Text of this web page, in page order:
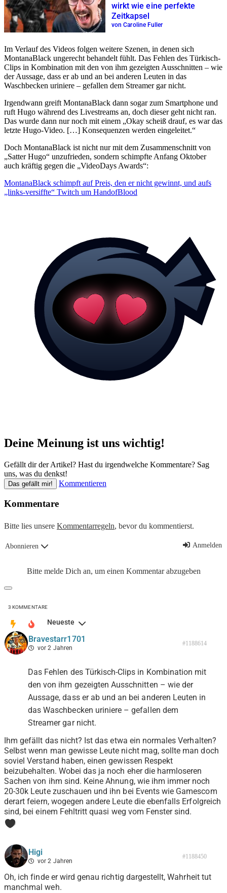
wirkt wie eine perfekte
Zeitkapsel
von Caroline Fuller
Im Verlauf des Videos folgen weitere Szenen, in denen sich
MontanaBlack ungerecht behandelt fühlt. Das Fehlen des Türkisch-
Clips in Kombination mit den von ihm gezeigten Ausschnitten – wie
der Aussage, dass er ab und an bei anderen Leuten in das
Waschbecken uriniere – gefallen dem Streamer gar nicht.
Irgendwann greift MontanaBlack dann sogar zum Smartphone und
ruft Hugo während des Livestreams an, doch dieser geht nicht ran.
Das wurde dann nur noch mit einem „Okay scheiß drauf, es war das
letzte Hugo-Video. […] Konsequenzen werden eingeleitet.“
Doch MontanaBlack ist nicht nur mit dem Zusammenschnitt von
„Satter Hugo“ unzufrieden, sondern schimpfte Anfang Oktober
auch kräftig gegen die „VideoDays Awards“:
MontanaBlack schimpft auf Preis, den er nicht gewinnt, und aufs
„links-versiffte“ Twitch um HandofBlood
Deine Meinung ist uns wichtig!
Gefällt dir der Artikel? Hast du irgendwelche Kommentare? Sag
uns, was du denkst!
Das gefällt mir! Kommentieren
Kommentare
Bitte lies unsere Kommentarregeln, bevor du kommentierst.
Abonnieren Anmelden
Bitte melde Dich an, um einen Kommentar abzugeben
3 KOMMENTARE
Neueste
Bravestarr1701
vor 2 Jahren
#1188614
Das Fehlen des Türkisch-Clips in Kombination mit
den von ihm gezeigten Ausschnitten – wie der
Aussage, dass er ab und an bei anderen Leuten in
das Waschbecken uriniere – gefallen dem
Streamer gar nicht.
Ihm gefällt das nicht? Ist das etwa ein normales Verhalten?
Selbst wenn man gewisse Leute nicht mag, sollte man doch
soviel Verstand haben, einen gewissen Respekt
beizubehalten. Wobei das ja noch eher die harmloseren
Sachen von ihm sind. Keine Ahnung, wie ihm immer noch
20-30k Leute zuschauen und ihn bei Events wie Gamescom
derart feiern, wogegen andere Leute die ebenfalls Erfolgreich
sind, bei einem Fehltritt quasi weg vom Fenster sind.
0
Higi
vor 2 Jahren
#1188450
Oh, ich finde er wird genau richtig dargestellt, Wahrheit tut
manchmal weh.